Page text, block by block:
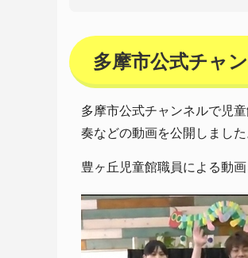
多摩市公式チャ
多摩市公式チャンネルで児
奏などの動画を公開しました
豊ヶ丘児童館職員による動